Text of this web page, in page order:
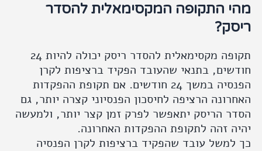
מהי התקופה המקסימאלית להסדר
ריסק?
תקופה מקסימאלית להסדר ריסק יכולה להיות 24
חודשים, בתנאי שהעובד הפקיד ברציפות לקרן
הפנסיה במשך 24 חודשים. אם תקופת ההפקדות
האחרונה הרציפה לחיסכון הפנסיוני קצרה יותר, גם
הסדר הריסק יתאפשר לפרק זמן קצר יותר, ולמעשה
יהיה זהה לתקופת ההפקדות האחרונה.
כך למשל עובד שהפקיד ברציפות לקרן הפנסיה